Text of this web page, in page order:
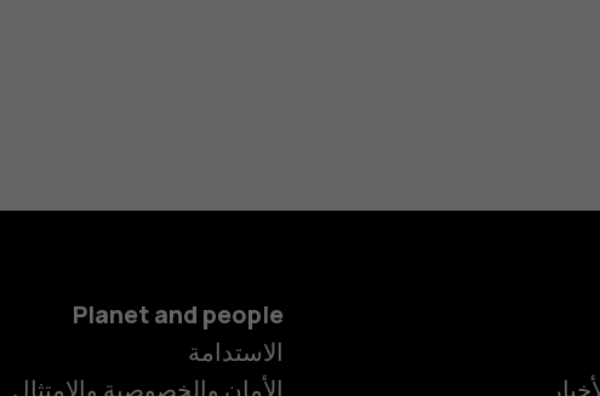
Planet and people
الاستدامة
الأمان والخصوصية والامتثال